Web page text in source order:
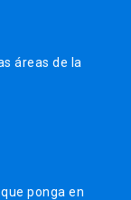
áreas de la
ponga en